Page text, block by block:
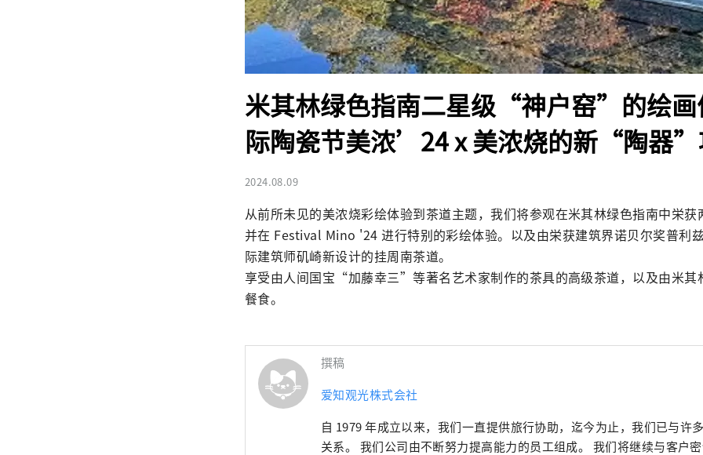
米其林绿色指南二星级“神户窑”的绘画
际陶瓷节美浓’24 x 美浓烧的新“陶器”
2024.08.09
从前所未见的美浓烧彩绘体验到茶道主题，我们将参观在米其林绿色指南中栄获
并在 Festival Mino '24 进行特别的彩绘体验。以及由栄获建筑界诺贝尔奖普利
际建筑师矶崎新设计的挂周南茶道。
享受由人间国宝“加藤幸三”等著名艺术家制作的茶具的高级茶道，以及由米其
餐食。
撰稿
爱知观光株式会社
自 1979 年成立以来，我们一直提供旅行协助，迄今为止，我们已与许
关系。 我们公司由不断努力提高能力的员工组成。 我们将继续与客户